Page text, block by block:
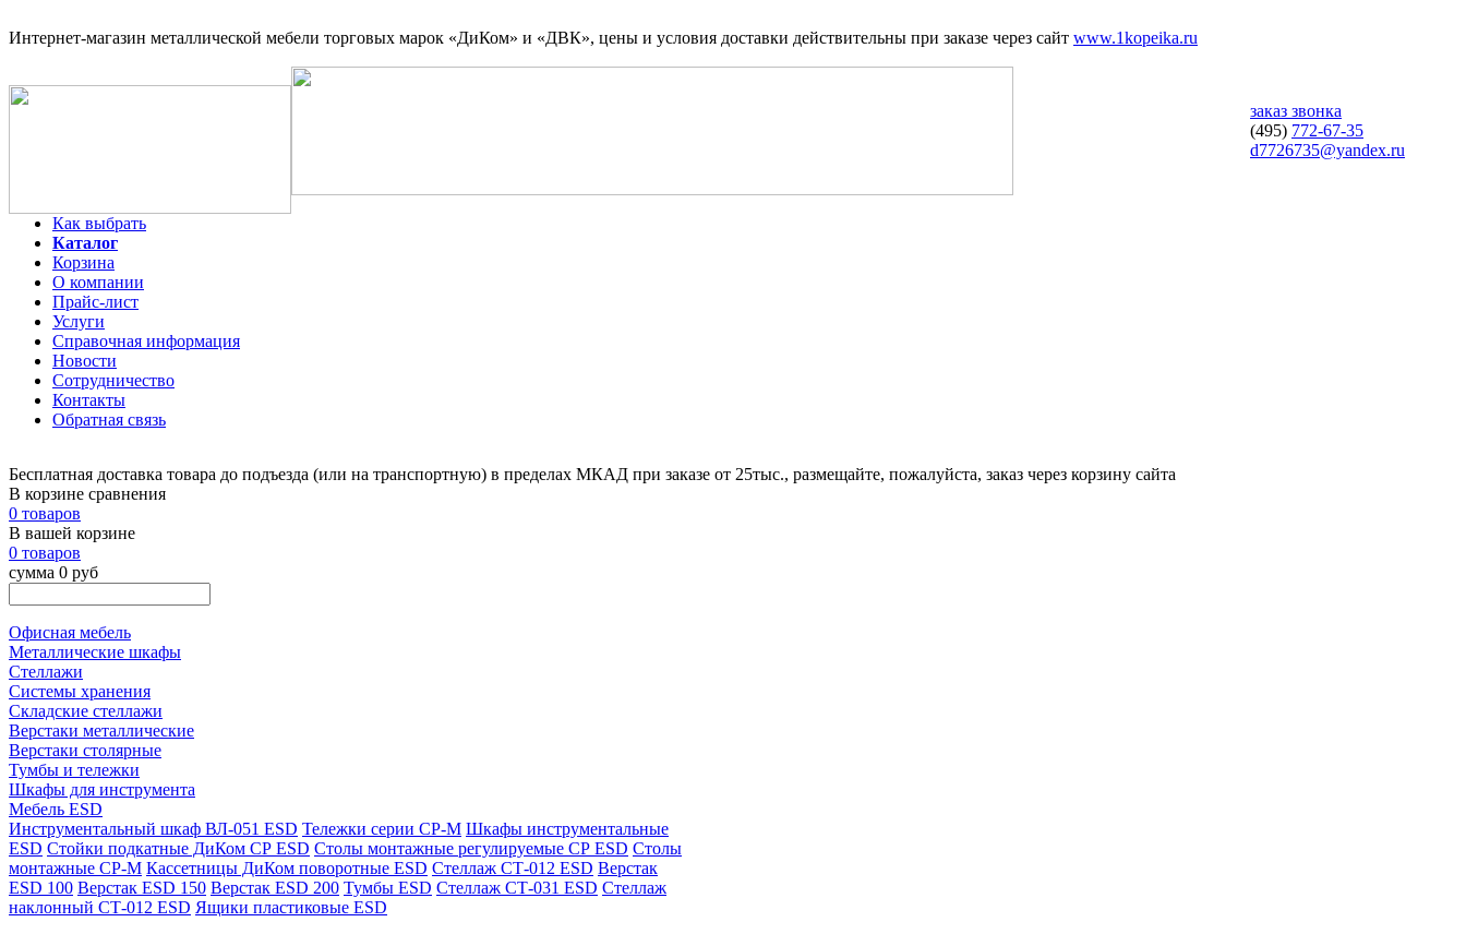
Интернет-магазин металлической мебели торговых марок «ДиКом» и «ДВК», цены и условия доставки действительны при заказе через сайт www.1kopeika.ru
заказ звонка
(495) 772-67-35
d7726735@yandex.ru
Как выбрать
Каталог
Корзина
О компании
Прайс-лист
Услуги
Справочная информация
Новости
Сотрудничество
Контакты
Обратная связь
Бесплатная доставка товара до подъезда (или на транспортную) в пределах МКАД при заказе от 25тыс., размещайте, пожалуйста, заказ через корзину сайта
В корзине сравнения
0 товаров
В вашей корзине
0 товаров
сумма 0 руб
Офисная мебель
Металлические шкафы
Стеллажи
Системы хранения
Складские стеллажи
Верстаки металлические
Верстаки столярные
Тумбы и тележки
Шкафы для инструмента
Мебель ESD
Инструментальный шкаф ВЛ-051 ESD Тележки серии СР-М Шкафы инструментальные
ESD Стойки подкатные ДиКом СР ESD Столы монтажные регулируемые СР ESD Столы
монтажные СР-М Кассетницы ДиКом поворотные ESD Стеллаж СТ-012 ESD Верстак
ESD 100 Верстак ESD 150 Верстак ESD 200 Тумбы ESD Стеллаж СТ-031 ESD Стеллаж
наклонный СТ-012 ESD Ящики пластиковые ESD